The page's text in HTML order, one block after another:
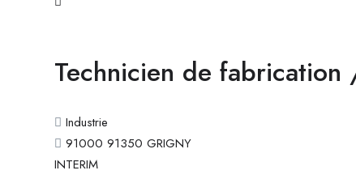
Technicien de
Industrie
91000 91350 GRIGNY
INTERIM